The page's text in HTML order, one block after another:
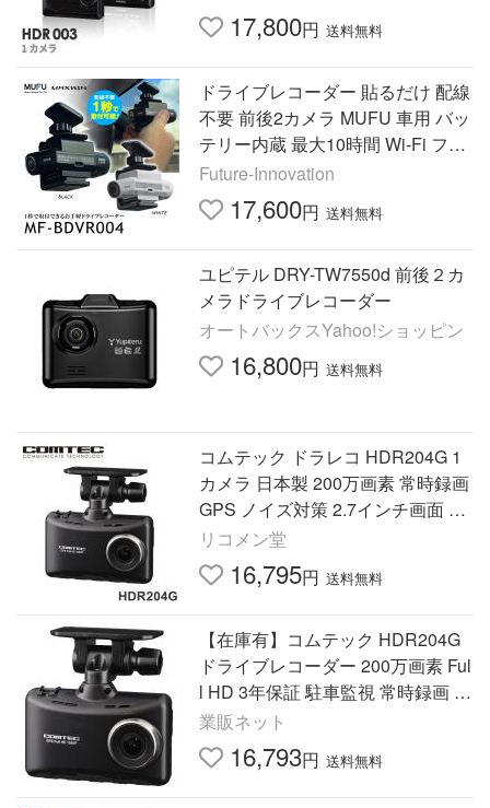
後継機】
17,800円 送料無料
ドライブレコーダー 貼るだけ 配線
不要 前後2カメラ MUFU 車用 バッ
テリー内蔵 最大10時間 Wi-Fi フル
HD ドラレコ MF-BDVR004 MAXW
IN
Future-Innovation
17,600円 送料無料
ユピテル DRY-TW7550d 前後２カ
メラドライブレコーダー
オートバックスYahoo!ショッピン
16,800円 送料無料
コムテック ドラレコ HDR204G 1
カメラ 日本製 200万画素 常時録画
GPS ノイズ対策 2.7インチ画面 ド
ライブレコーダー COMTEC
リコメン堂
16,795円 送料無料
【在庫有】コムテック HDR204G
ドライブレコーダー 200万画素 Ful
l HD 3年保証 駐車監視 常時録画 衝
撃録画 GPS搭載 HDR-204G
業販ネット
16,793円 送料無料